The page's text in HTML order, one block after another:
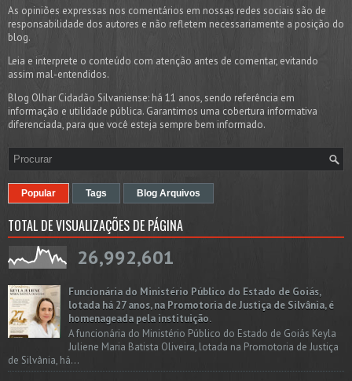
As opiniões expressas nos comentários em nossas redes sociais são de
responsabilidade dos autores e não refletem necessariamente a posição do
blog.
Leia e interprete o conteúdo com atenção antes de comentar, evitando
assim mal-entendidos.
Blog Olhar Cidadão Silvaniense: há 11 anos, sendo referência em
informação e utilidade pública. Garantimos uma cobertura informativa
diferenciada, para que você esteja sempre bem informado.
Popular Tags Blog Arquivos
TOTAL DE VISUALIZAÇÕES DE PÁGINA
26,992,601
Funcionária do Ministério Público do Estado de Goiás,
lotada há 27 anos, na Promotoria de Justiça de Silvânia, é
homenageada pela instituição.
A funcionária do Ministério Público do Estado de Goiás Keyla
Juliene Maria Batista Oliveira, lotada na Promotoria de Justiça
de Silvânia, há...